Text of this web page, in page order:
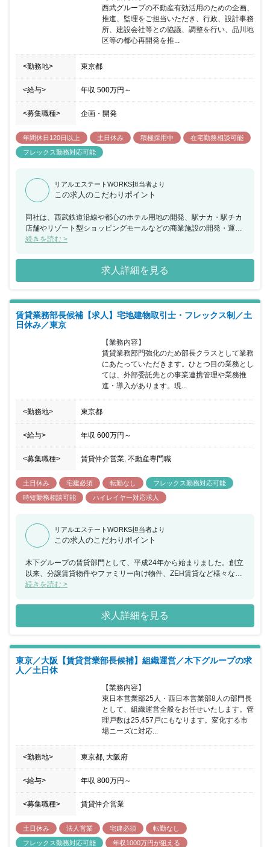
西武グループの不動産有効活用のための企画、
推進、監理をご担当いただき、行政、設計事務
所、建設会社等との協議、調整を行い、品川地
区等の都心再開発を推...
<勤務地> 東京都
<給与> 年収 500万円 ～
<募集職種> 企画・開発
年間休日120日以上 土日休み 積極採用中
在宅勤務相談可能
フレックス勤務対応可能
リアルエステートWORKS担当者より
この求人のこだわりポイント
同社は、西武鉄道沿線や都心のホテル用地の開発、駅ナカ・駅チカ
店舗やリゾート型ショッピングモールなどの商業施設の開発・運
営、オフィスや住宅の賃貸、住宅・マンション・別荘地の分譲、駐
に密着したさまざまなフィールドでサービスの提供を行っていま
す。今回、高輪・品川エリアを含む都心部に保有する不動産開発の
ための都市計画協議、開発企画、事業推進業務を担っていただける
グループ保有資産の有効活用を図るため、都心部における大規模再
開発事業を担当しています。開発実績：「東京ガーデンテラス紀尾
井町」等）その他、沿線開発やリゾート開発をおこなう部署がござ
続きを読む >
求人詳細を見る
賃貸業務部長候補【求人】宅地建物取引士・フレックス制／土
日休み／東京
【業務内容】
賃貸業務部門強化のため部長クラスとして業務
にあたっていただきます。ひとつ目の業務とし
ては、外部委託先との事業連携管理や業務推
進・導入があります。現...
<勤務地> 東京都
<給与> 年収 600万円 ～
<募集職種> 賃貸仲介営業, 不動産専門職
土日休み 宅建必須 転勤なし
フレックス勤務対応可能
時短勤務相談可能
ハイレイヤー対応求人
リアルエステートWORKS担当者より
この求人のこだわりポイント
木下グループの賃貸部門として、平成24年から始まりました。創立
以来、分譲賃貸物件やファミリー向け物件、ZEH賃貸など様々な要
望に応える物件情報を提供しています。東京、千葉、埼玉、神奈川
た、木下グループは多岐にわたるサービスを提供する企業です。こ
れらの点を踏まえながら、賃貸業務の強化を図れる方からの応募を
お待ちしています。なお、入社3ヵ月間は契約社員(その後正社員登
続きを読む >
求人詳細を見る
東京／大阪【賃貸営業部長候補】組織運営／木下グループの求
人／土日休
【業務内容】
東日本営業部25人・西日本営業部8人の部門長
として、組織運営全般をお任せいたします。管
理戸数は25,457戸にもなります。変化する市
場ニーズに対応...
<勤務地> 東京都, 大阪府
<給与> 年収 800万円 ～
<募集職種> 賃貸仲介営業
土日休み 法人営業 宅建必須
転勤なし
フレックス勤務対応可能
年収1000万円が狙える